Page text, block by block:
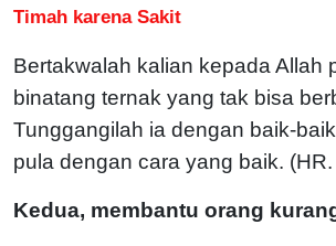
Timah karena Sakit
Bertakwalah kalian kepada Allah
binatang ternak yang tak bisa
Tunggangilah ia dengan baik-
pula dengan cara yang baik.
Kedua, membantu orang